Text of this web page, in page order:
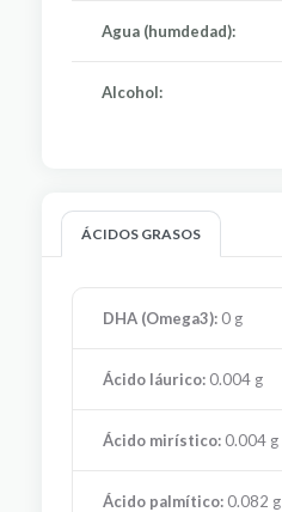
Agua (humdedad):
Alcohol:
ÁCIDOS GRASOS
DHA (Omega3): 0 g
Ácido láurico: 0.004 g
Ácido mirístico: 0.004 g
Ácido palmítico: 0.082 g